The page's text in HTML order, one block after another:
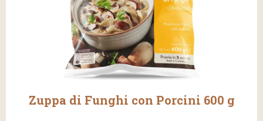
Zuppa di Funghi con Porcini 600 g